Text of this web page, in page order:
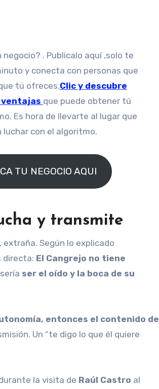
y conecta con personas que
tú ofreces.Clic y descubre
que puede obtener tú
Es hora de llevarte al lugar que
luchar con el algoritmo.
TU NEGOCIO AQUI
y transmite
Según lo explicado
directa: El Cangrejo no tiene
ser el oído y la boca de su
entonces el contenido de
Un “te digo lo que él quiere
la visita de Raúl Castro al